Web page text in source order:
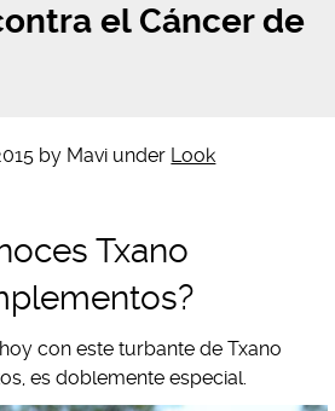
el Cáncer de
by Mavi under Look
Txano
con este turbante de Txano
es doblemente especial.